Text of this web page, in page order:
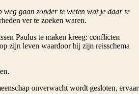
gaan zonder te weten wat je daar te
ver te zoeken waren.
Paulus te maken kreeg: conflicten
zijn leven waardoor hij zijn reisschema
onverwacht wordt gesloten, ervaar